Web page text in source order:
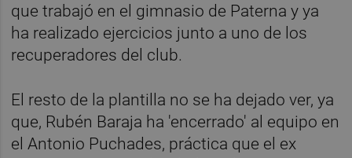
que trabajó en el gimnasio de Paterna y ya
ha realizado ejercicios junto a uno de los
recuperadores del club.
El resto de la plantilla no se ha dejado ver, ya
que, Rubén Baraja ha 'encerrado' al equipo en
el Antonio Puchades, práctica que el ex